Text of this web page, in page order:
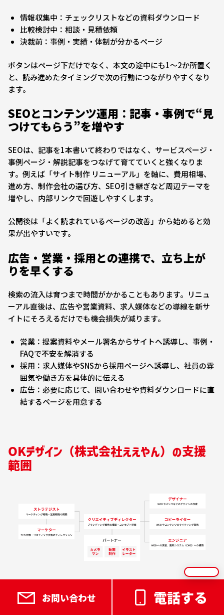
情報収集中：チェックリストなどの資料ダウンロード
比較検討中：相談・見積依頼
決裁前：事例・実績・体制が分かるページ
ボタンはページ下だけでなく、本文の途中にも1〜2か所置く
と、読み進めたタイミングで次の行動につながりやすくなり
ます。
SEOとコンテンツ運用：記事・事例で“見
つけてもらう”を増やす
SEOは、記事を1本書いて終わりではなく、サービスページ・
事例ページ・解説記事をつなげて育てていくと強くなりま
す。例えば「サイト制作 リニューアル」を軸に、費用相場、
進め方、制作会社の選び方、SEO引き継ぎなど周辺テーマを
増やし、内部リンクで回遊しやすくします。
公開後は「よく読まれているページの改善」から始めると効
果が出やすいです。
広告・営業・採用との連携で、立ち上が
りを早くする
検索の流入は育つまで時間がかかることもあります。リニュ
ーアル直後は、広告や営業資料、求人媒体などの導線を新サ
イトにそろえるだけでも機会損失が減ります。
営業：提案資料やメール署名からサイトへ誘導し、事例・
FAQで不安を解消する
採用：求人媒体やSNSから採用ページへ誘導し、社員の雰
囲気や働き方を具体的に伝える
広告：必要に応じて、問い合わせや資料ダウンロードに直
結するページを用意する
OKデザイン（株式会社ええやん）の支援
範囲
OKデザイン（運営：株式会社ええやん）は、
ホームページ制作、公開後の集客・改善までを一気通貫で支
お問い合わせ 電話する